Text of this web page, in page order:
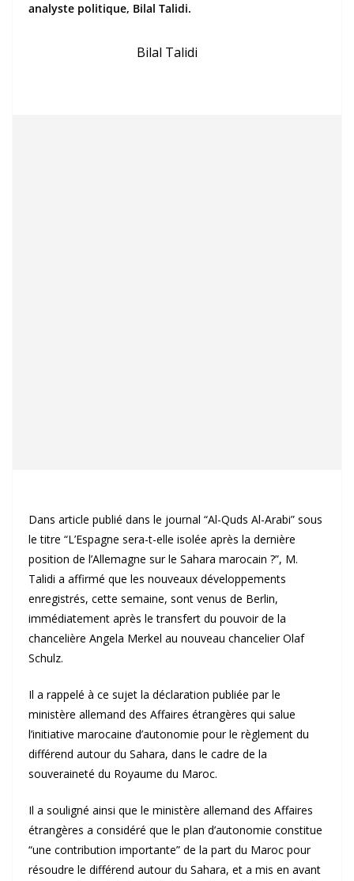
analyste politique, Bilal Talidi.
Bilal Talidi
Dans article publié dans le journal “Al-Quds Al-Arabi” sous
le titre “L’Espagne sera-t-elle isolée après la dernière
position de l’Allemagne sur le Sahara marocain ?”, M.
Talidi a affirmé que les nouveaux développements
enregistrés, cette semaine, sont venus de Berlin,
immédiatement après le transfert du pouvoir de la
chancelière Angela Merkel au nouveau chancelier Olaf
Schulz.
Il a rappelé à ce sujet la déclaration publiée par le
ministère allemand des Affaires étrangères qui salue
l’initiative marocaine d’autonomie pour le règlement du
différend autour du Sahara, dans le cadre de la
souveraineté du Royaume du Maroc.
Il a souligné ainsi que le ministère allemand des Affaires
étrangères a considéré que le plan d’autonomie constitue
“une contribution importante” de la part du Maroc pour
résoudre le différend autour du Sahara, et a mis en avant